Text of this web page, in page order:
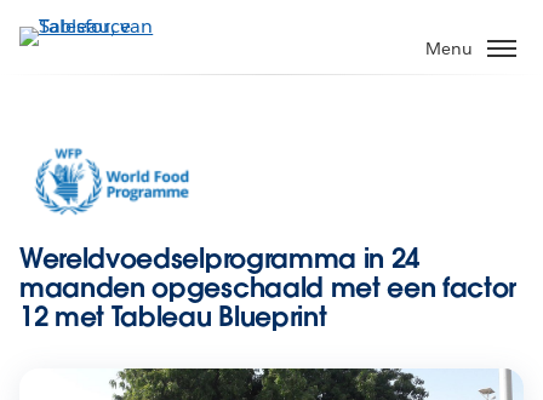
Verder
naar
Menu
Wereldvoedselprogramma in 24
maanden opgeschaald met een factor
12 met Tableau Blueprint